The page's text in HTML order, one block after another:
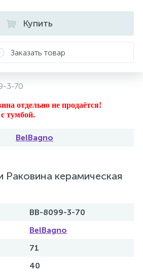
10
Купить
Заказать товар
3-70
отдельно не продаётся!
тумбой.
BelBagno
Раковина керамическая
BB-8099-3-70
BelBagno
71
40